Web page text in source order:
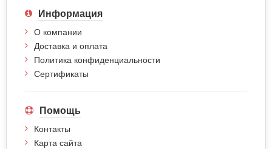
Информация
О компании
Доставка и оплата
Политика конфиденциальности
Сертификаты
Помощь
Контакты
Карта сайта